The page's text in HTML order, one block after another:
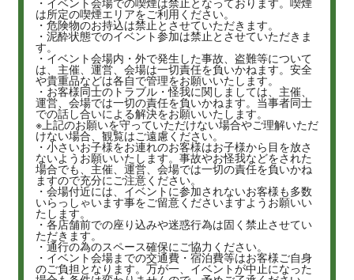
は所定の喫煙エリアをご利用ください。
・危険物のお持込は禁止とさせていただきます。
・泥酔状態でのイベント参加は禁止とさせていただきま
す。
・イベント会場内・外で発生した事故、盗難等について
は、主催、運営、会場は一切責任を負いかねます。安全
や貴重品などは各自で管理をお願いいたします。
・お客様同士のトラブル・怪我に関しましては、主催、
運営、会場では一切の責任を負いかねます。当事者同士
での話し合いによる解決をお願いいたします。
※上記のお願いを守っていただけない場合やご理解いただ
けない場合、観覧はご遠慮ください。
・小さいお子様をお連れのお客様はお子様から目を放さ
ないようお願いいたします。事故やお怪我などをされた
場合でも、主催、運営、会場では一切の責任を負いかね
ますので充分にご注意ください。
・会場付近には、イベントに参加されないお客様も多数
いらっしゃいます事をご留意くださいますようお願いい
たします。
・各店舗前での座り込みや迷惑行為は固く禁止させてい
ただきます。
・通行の為のスペース確保にご協力ください。
・イベント会場までの交通費・宿泊費等はお客様ご自身
のご負担となります。万が一、イベントが中止になった